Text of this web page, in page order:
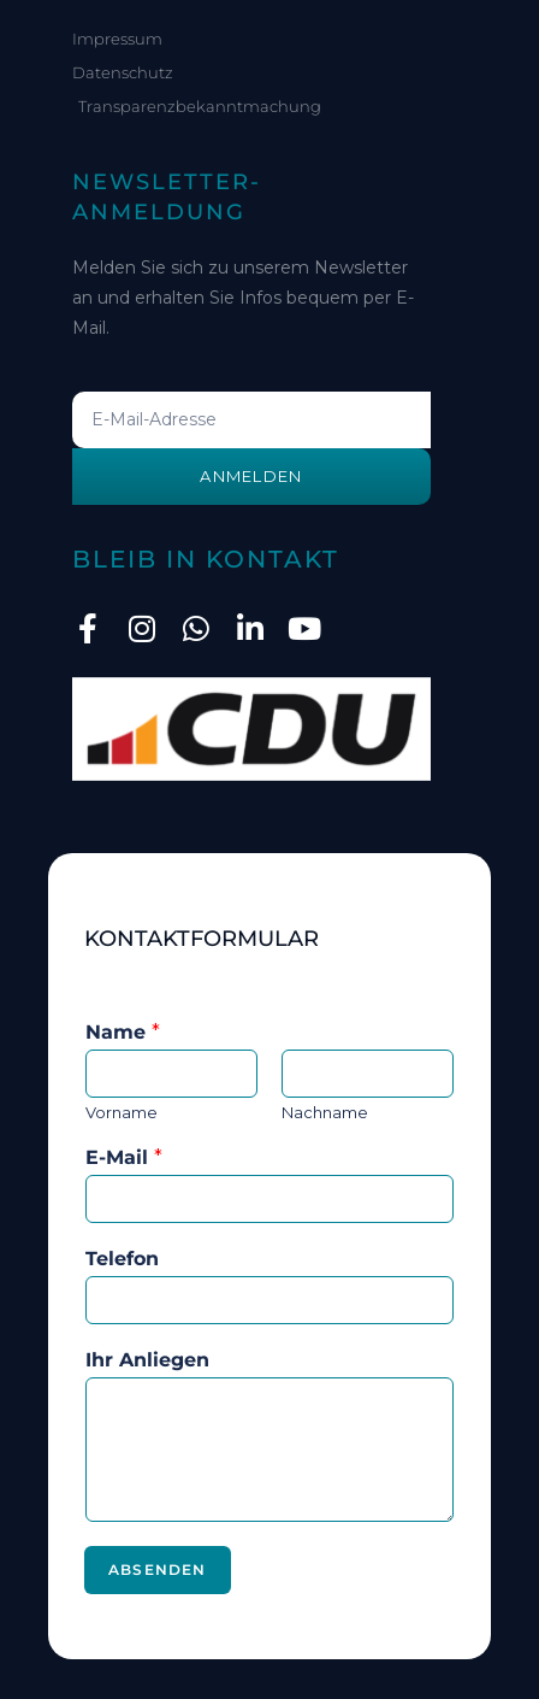
Impressum
Datenschutz
Transparenzbekanntmachung
NEWSLETTER-
ANMELDUNG
Melden Sie sich zu unserem Newsletter
an und erhalten Sie Infos bequem per E-
Mail.
ANMELDEN
BLEIB IN KONTAKT
KONTAKTFORMULAR
Name *
Vorname Nachname
E-Mail *
Telefon
Ihr Anliegen
ABSENDEN